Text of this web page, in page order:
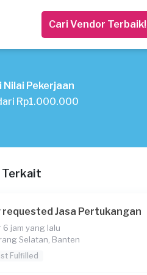
Cari Vendor Terbaik!
Nilai Pekerjaan
Rp1.000.000
Terkait
requested Jasa Pertukangan
6 jam yang lalu
Selatan, Banten
Fulfilled